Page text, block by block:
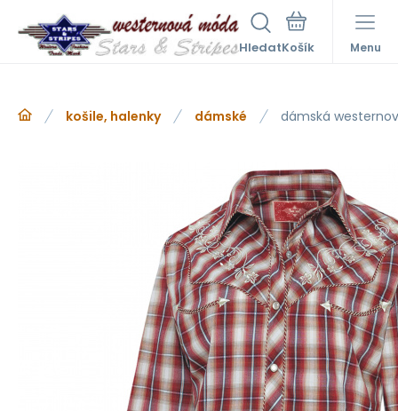
Hledat Menu
košile, halenky dámské dámská